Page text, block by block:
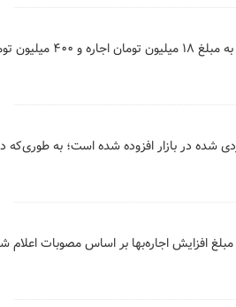
یک دستگاه واحد مسکونی ۱۵۰ متری واقع در منطقه پل
شده در بازار افزوده شده است؛ به طوری‌که
افزایش اجاره‌بها بر اساس مصوبات اعلام